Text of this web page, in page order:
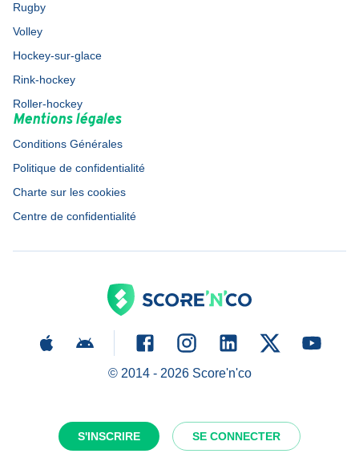
S'INSCRIRE SE CONNECTER
Rugby
Volley
Hockey-sur-glace
Rink-hockey
Roller-hockey
Mentions légales
Conditions Générales
Politique de confidentialité
Charte sur les cookies
Centre de confidentialité
© 2014 - 2026Score'n'co